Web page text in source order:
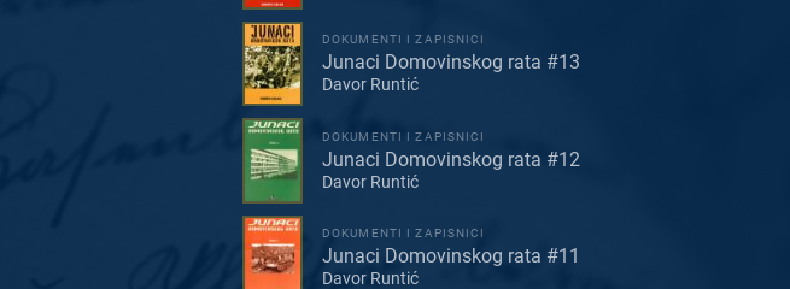
DOKUMENTI I ZAPISNICI
Junaci Domovinskog rata #13
Davor Runtić
DOKUMENTI I ZAPISNICI
Junaci Domovinskog rata #12
Davor Runtić
DOKUMENTI I ZAPISNICI
Junaci Domovinskog rata #11
Davor Runtić